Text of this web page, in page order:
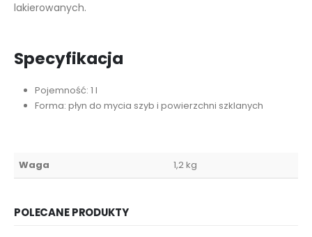
lakierowanych.
Specyfikacja
Pojemność: 1 l
Forma: płyn do mycia szyb i powierzchni szklanych
Waga 1,2 kg
POLECANE PRODUKTY